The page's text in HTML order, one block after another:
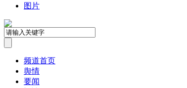
图片
频道首页
舆情
要闻